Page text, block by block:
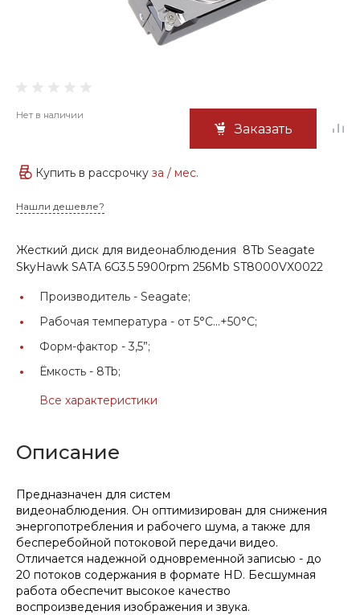
Нет в наличии
Заказать
Купить в рассрочку за / мес.
Нашли дешевле?
Жесткий диск для видеонаблюдения 8Tb Seagate
SkyHawk SATA 6G3.5 5900rpm 256Mb ST8000VX0022
Производитель - Seagate;
Рабочая температура - от 5°C...+50°C;
Форм-фактор - 3,5”;
Ёмкость - 8Tb;
Все характеристики
Описание
Предназначен для систем
видеонаблюдения. Он оптимизирован для снижения
энергопотребления и рабочего шума, а также для
бесперебойной потоковой передачи видео.
Отличается надежной одновременной записью - до
20 потоков содержания в формате HD. Бесшумная
работа обеспечит высокое качество
воспроизведения изображения и звука.